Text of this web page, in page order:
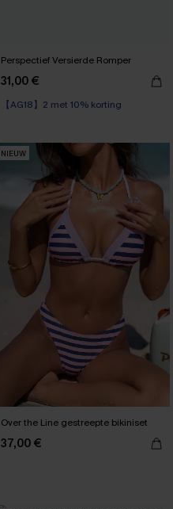
Perspectief Versierde Romper
31,00 €
【AG18】2 met 10% korting
NIEUW
Over the Line gestreepte bikiniset
37,00 €